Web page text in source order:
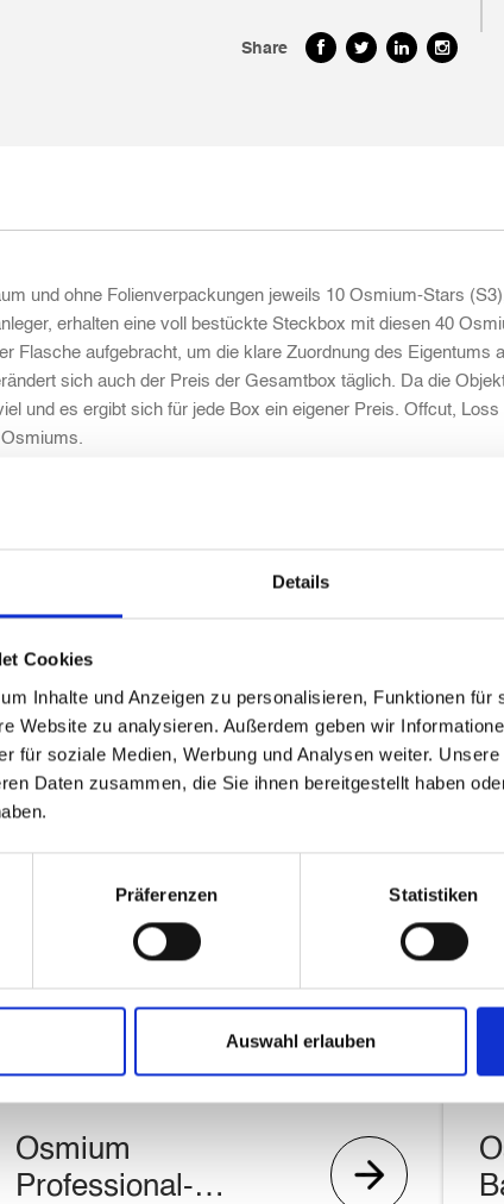
Details
Cookies
Inhalte und Anzeigen zu personalisieren, Funktionen für
Website zu analysieren. Außerdem geben wir
für soziale Medien, Werbung und Analysen weiter.
Daten zusammen, die Sie ihnen bereitgestellt haben
Präferenzen Statistiken
Auswahl erlauben
Share
und ohne Folienverpackungen jeweils 10 Osmium-Stars
erhalten eine voll bestückte Steckbox mit diesen 40
Flasche aufgebracht, um die klare Zuordnung des
sich auch der Preis der Gesamtbox täglich. Da die
und es ergibt sich für jede Box ein eigener Preis. Offcut,
Osmium
Professional-